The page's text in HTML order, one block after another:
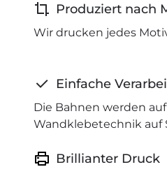
Produziert nach
Wir drucken jedes
Einfache
Die Bahnen werden
Wandklebetechnik auf
Brillianter Druck